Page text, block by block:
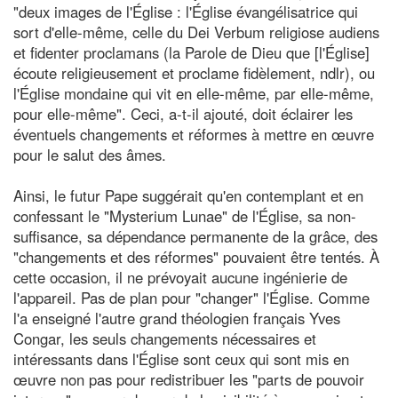
"deux images de l'Église : l'Église évangélisatrice qui
sort d'elle-même, celle du Dei Verbum religiose audiens
et fidenter proclamans (la Parole de Dieu que [l'Église]
écoute religieusement et proclame fidèlement, ndlr), ou
l'Église mondaine qui vit en elle-même, par elle-même,
pour elle-même". Ceci, a-t-il ajouté, doit éclairer les
éventuels changements et réformes à mettre en œuvre
pour le salut des âmes.
Ainsi, le futur Pape suggérait qu'en contemplant et en
confessant le "Mysterium Lunae" de l'Église, sa non-
suffisance, sa dépendance permanente de la grâce, des
"changements et des réformes" pouvaient être tentés. À
cette occasion, il ne prévoyait aucune ingénierie de
l'appareil. Pas de plan pour "changer" l'Église. Comme
l'a enseigné l'autre grand théologien français Yves
Congar, les seuls changements nécessaires et
intéressants dans l'Église sont ceux qui sont mis en
œuvre non pas pour redistribuer les "parts de pouvoir